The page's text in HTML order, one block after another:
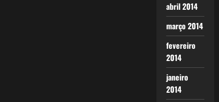
abril 2014
março 2014
fevereiro
2014
janeiro
2014